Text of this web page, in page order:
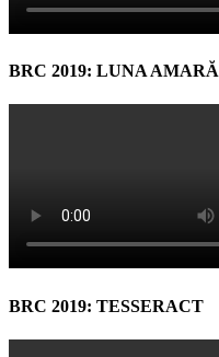
BRC 2019: LUNA AMARĂ
BRC 2019: TESSERACT